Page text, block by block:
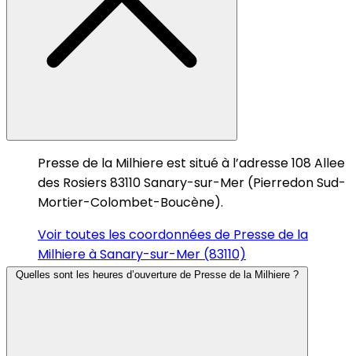
Presse de la Milhiere est situé à l’adresse 108 Allee
des Rosiers 83110 Sanary-sur-Mer (Pierredon Sud-
Mortier-Colombet-Boucène).
Voir toutes les coordonnées de Presse de la
Milhiere à Sanary-sur-Mer (83110)
Quelles sont les heures d’ouverture de Presse de la Milhiere ?